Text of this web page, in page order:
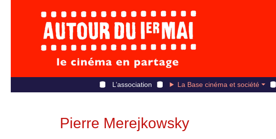
L’association La Base cinéma et société
Pierre Merejkowsky